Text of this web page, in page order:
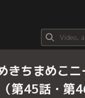
きちまめこ
第45話・第